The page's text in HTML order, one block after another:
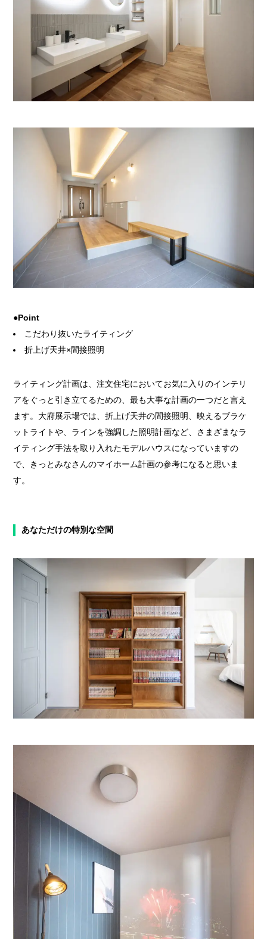
●Point
こだわり抜いたライティング
折上げ天井×間接照明
ライティング計画は、注文住宅においてお気に入りのインテリ
アをぐっと引き立てるための、最も大事な計画の一つだと言え
ます。大府展示場では、折上げ天井の間接照明、映えるブラケ
ットライトや、ラインを強調した照明計画など、さまざまなラ
イティング手法を取り入れたモデルハウスになっていますの
で、きっとみなさんのマイホーム計画の参考になると思いま
す。
あなただけの特別な空間